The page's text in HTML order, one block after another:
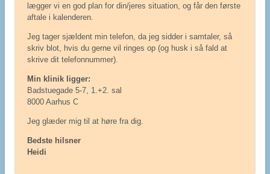
lægger vi en god plan for din/jeres situation, og får den første
aftale i kalenderen.
Jeg tager sjældent min telefon, da jeg sidder i samtaler, så
skriv blot, hvis du gerne vil ringes op (og husk i så fald at
skrive dit telefonnummer).
Min klinik ligger:
Badstuegade 5-7, 1.+2. sal
8000 Aarhus C
Jeg glæder mig til at høre fra dig.
Bedste hilsner
Heidi